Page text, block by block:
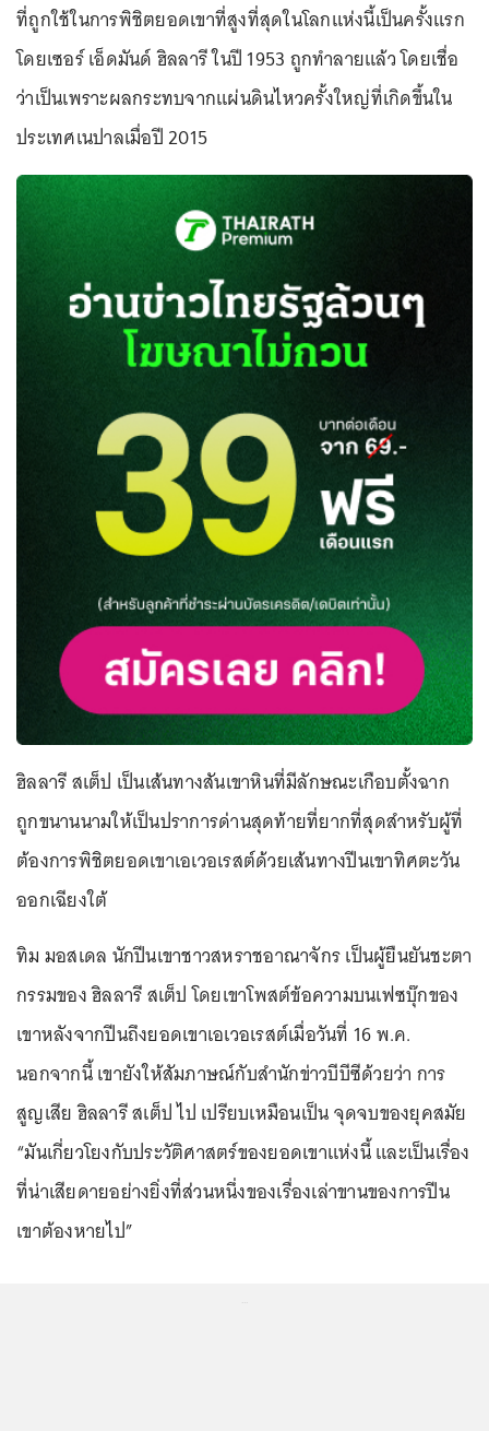
ที่ถูกใช้ในการพิชิตยอดเขาที่สูงที่สุดในโลกแห่งนี้เป็นครั้งแรก
โดยเซอร์ เอ็ดมันด์ ฮิลลารี ในปี 1953 ถูกทำลายแล้ว โดยเชื่อ
ว่าเป็นเพราะผลกระทบจากแผ่นดินไหวครั้งใหญ่ที่เกิดขึ้นใน
ประเทศเนปาลเมื่อปี 2015
ฮิลลารี สเต็ป เป็นเส้นทางสันเขาหินที่มีลักษณะเกือบตั้งฉาก
ถูกขนานนามให้เป็นปราการด่านสุดท้ายที่ยากที่สุดสำหรับผู้ที่
ต้องการพิชิตยอดเขาเอเวอเรสต์ด้วยเส้นทางปีนเขาทิศตะวัน
ออกเฉียงใต้
ทิม มอสเดล นักปีนเขาชาวสหราชอาณาจักร เป็นผู้ยืนยันชะตา
กรรมของ ฮิลลารี สเต็ป โดยเขาโพสต์ข้อความบนเฟซบุ๊กของ
เขาหลังจากปีนถึงยอดเขาเอเวอเรสต์เมื่อวันที่ 16 พ.ค.
นอกจากนี้ เขายังให้สัมภาษณ์กับสำนักข่าวบีบีซีด้วยว่า การ
สูญเสีย ฮิลลารี สเต็ป ไป เปรียบเหมือนเป็น จุดจบของยุคสมัย
“มันเกี่ยวโยงกับประวัติศาสตร์ของยอดเขาแห่งนี้ และเป็นเรื่อง
ที่น่าเสียดายอย่างยิ่งที่ส่วนหนึ่งของเรื่องเล่าขานของการปีน
เขาต้องหายไป”